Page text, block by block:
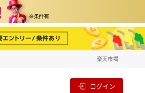
楽天市場
ログイン